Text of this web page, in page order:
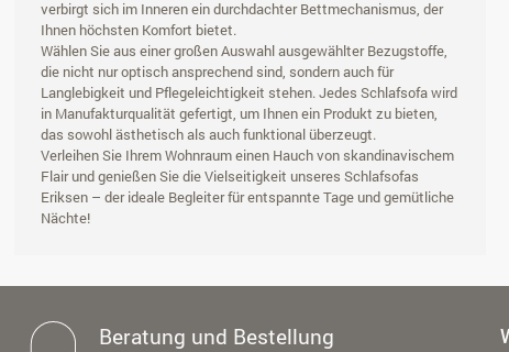
verbirgt sich im Inneren ein durchdachter Bettmechanismus, der
Ihnen höchsten Komfort bietet.
Wählen Sie aus einer großen Auswahl ausgewählter Bezugstoffe,
die nicht nur optisch ansprechend sind, sondern auch für
Langlebigkeit und Pflegeleichtigkeit stehen. Jedes Schlafsofa wird
in Manufakturqualität gefertigt, um Ihnen ein Produkt zu bieten,
das sowohl ästhetisch als auch funktional überzeugt.
Verleihen Sie Ihrem Wohnraum einen Hauch von skandinavischem
Flair und genießen Sie die Vielseitigkeit unseres Schlafsofas
Eriksen – der ideale Begleiter für entspannte Tage und gemütliche
Nächte!
Beratung und Bestellung